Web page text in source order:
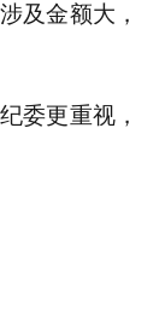
及金额大，
委更重视，